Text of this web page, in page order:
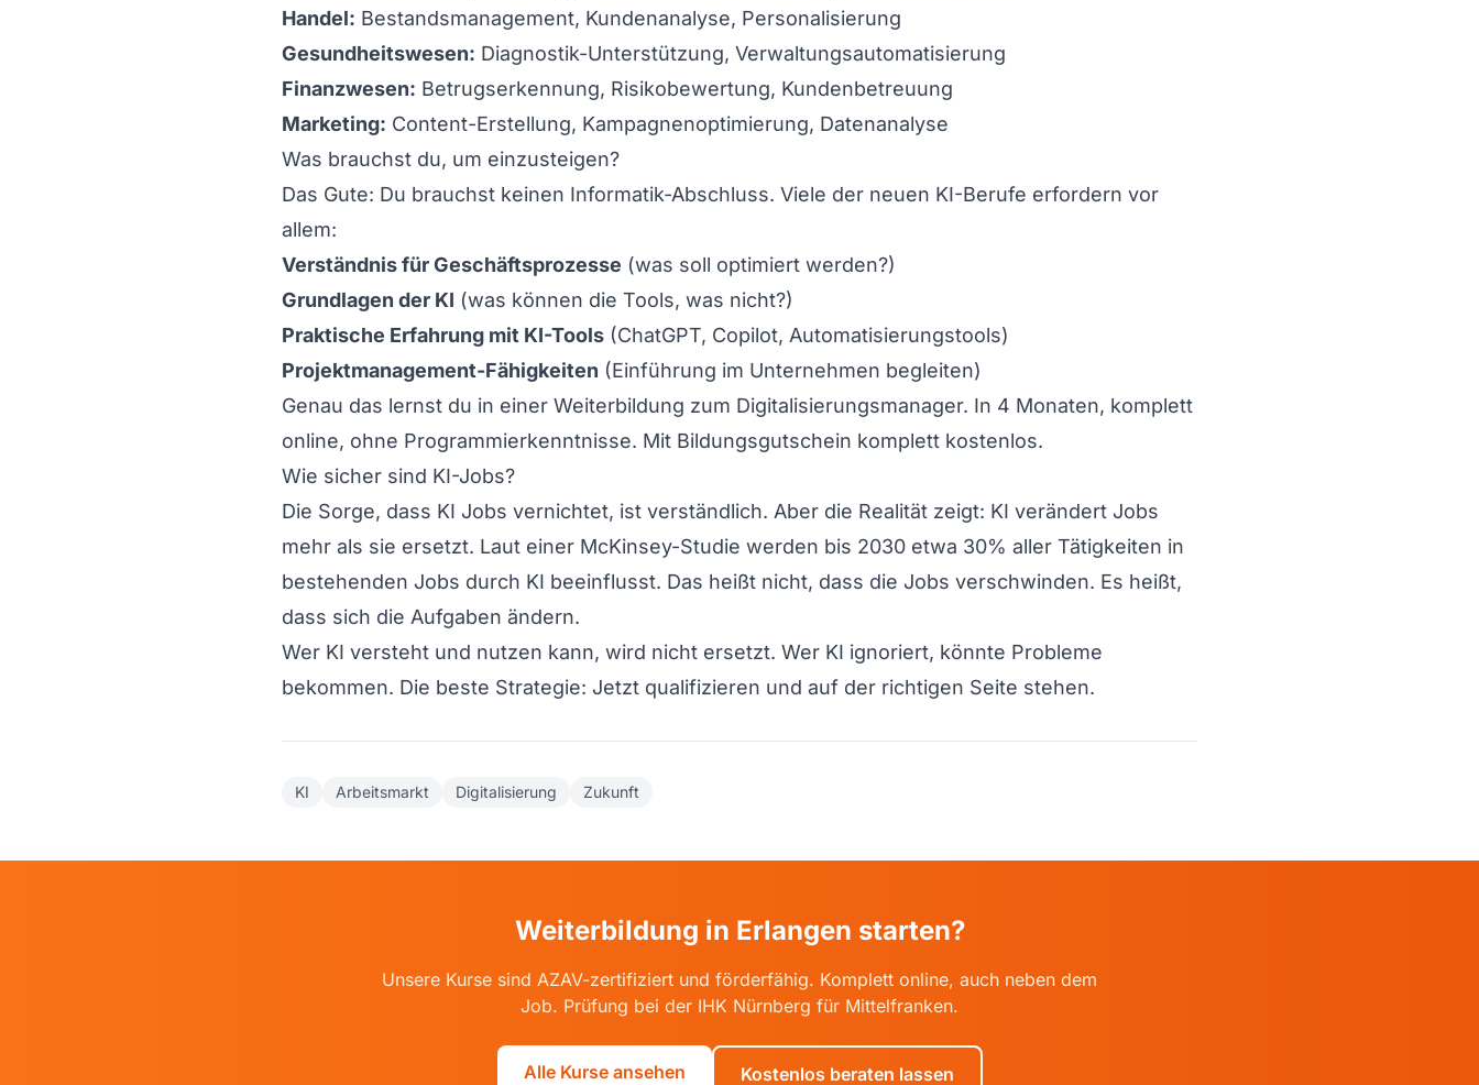
Handel: Bestandsmanagement, Kundenanalyse, Personalisierung
Gesundheitswesen: Diagnostik-Unterstützung, Verwaltungsautomatisierung
Finanzwesen: Betrugserkennung, Risikobewertung, Kundenbetreuung
Marketing: Content-Erstellung, Kampagnenoptimierung, Datenanalyse
Was brauchst du, um einzusteigen?
Das Gute: Du brauchst keinen Informatik-Abschluss. Viele der neuen KI-Berufe erfordern vor
allem:
Verständnis für Geschäftsprozesse (was soll optimiert werden?)
Grundlagen der KI (was können die Tools, was nicht?)
Praktische Erfahrung mit KI-Tools (ChatGPT, Copilot, Automatisierungstools)
Projektmanagement-Fähigkeiten (Einführung im Unternehmen begleiten)
Genau das lernst du in einer Weiterbildung zum Digitalisierungsmanager. In 4 Monaten, komplett
online, ohne Programmierkenntnisse. Mit Bildungsgutschein komplett kostenlos.
Wie sicher sind KI-Jobs?
Die Sorge, dass KI Jobs vernichtet, ist verständlich. Aber die Realität zeigt: KI verändert Jobs
mehr als sie ersetzt. Laut einer McKinsey-Studie werden bis 2030 etwa 30% aller Tätigkeiten in
bestehenden Jobs durch KI beeinflusst. Das heißt nicht, dass die Jobs verschwinden. Es heißt,
dass sich die Aufgaben ändern.
Wer KI versteht und nutzen kann, wird nicht ersetzt. Wer KI ignoriert, könnte Probleme
bekommen. Die beste Strategie: Jetzt qualifizieren und auf der richtigen Seite stehen.
KI Arbeitsmarkt Digitalisierung Zukunft
Weiterbildung in Erlangen starten?
Unsere Kurse sind AZAV-zertifiziert und förderfähig. Komplett online, auch neben dem
Job. Prüfung bei der IHK Nürnberg für Mittelfranken.
Alle Kurse ansehen Kostenlos beraten lassen